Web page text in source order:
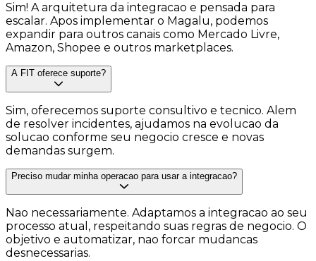
Sim! A arquitetura da integracao e pensada para
escalar. Apos implementar o Magalu, podemos
expandir para outros canais como Mercado Livre,
Amazon, Shopee e outros marketplaces.
A FIT oferece suporte?
Sim, oferecemos suporte consultivo e tecnico. Alem
de resolver incidentes, ajudamos na evolucao da
solucao conforme seu negocio cresce e novas
demandas surgem.
Preciso mudar minha operacao para usar a integracao?
Nao necessariamente. Adaptamos a integracao ao seu
processo atual, respeitando suas regras de negocio. O
objetivo e automatizar, nao forcar mudancas
desnecessarias.